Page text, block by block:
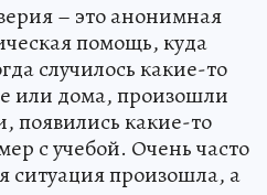
– это анонимная
помощь, куда
случилось какие-то
или дома, произошли
появились какие-то
с учебой. Очень часто
ситуация произошла, а